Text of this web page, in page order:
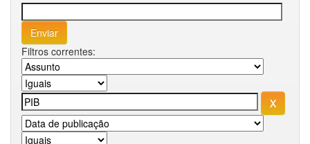
Filtros correntes: